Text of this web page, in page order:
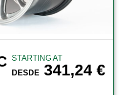
STARTING AT
DESDE
341,24€